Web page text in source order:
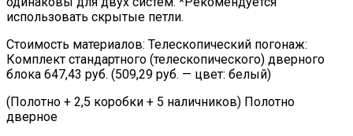
использовать скрытые петли.
Стоимость материалов: Телескопический погонаж:
Комплект стандартного (телескопического) дверного
блока 647,43 руб. (509,29 руб. — цвет: белый)
(Полотно + 2,5 коробки + 5 наличников) Полотно
дверное